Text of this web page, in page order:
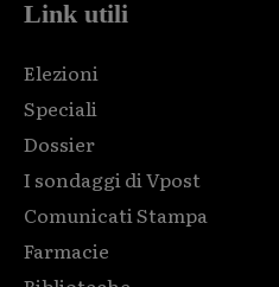
Link utili
Elezioni
Speciali
Dossier
I sondaggi di Vpost
Comunicati Stampa
Farmacie